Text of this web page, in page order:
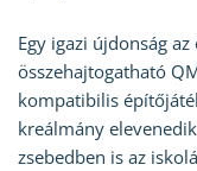
Egy igazi újdonság
összehajtogatható
kompatibilis
kreálmány
zsebedben is az